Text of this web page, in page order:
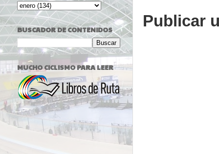
Publicar
BUSCADOR DE CONTENIDOS
MUCHO CICLISMO PARA LEER